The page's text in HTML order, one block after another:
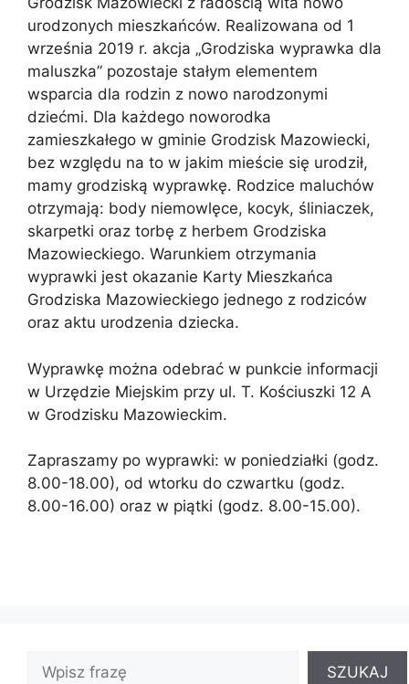
urodzonych mieszkańców. Realizowana od 1
września 2019 r. akcja „Grodziska wyprawka dla
maluszka” pozostaje stałym elementem
wsparcia dla rodzin z nowo narodzonymi
dziećmi. Dla każdego noworodka
zamieszkałego w gminie Grodzisk Mazowiecki,
bez względu na to w jakim mieście się urodził,
mamy grodziską wyprawkę. Rodzice maluchów
otrzymają: body niemowlęce, kocyk, śliniaczek,
skarpetki oraz torbę z herbem Grodziska
Mazowieckiego. Warunkiem otrzymania
wyprawki jest okazanie Karty Mieszkańca
Grodziska Mazowieckiego jednego z rodziców
oraz aktu urodzenia dziecka.
Wyprawkę można odebrać w punkcie informacji
w Urzędzie Miejskim przy ul. T. Kościuszki 12 A
w Grodzisku Mazowieckim.
Zapraszamy po wyprawki: w poniedziałki (godz.
8.00-18.00), od wtorku do czwartku (godz.
8.00-16.00) oraz w piątki (godz. 8.00-15.00).
SZUKAJ